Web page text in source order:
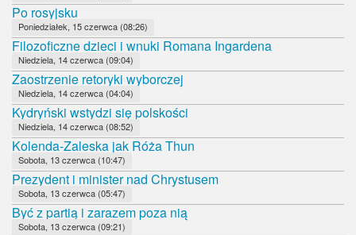
Po rosyjsku
Poniedziałek, 15 czerwca (08:26)
Filozoficzne dzieci i wnuki Romana Ingardena
Niedziela, 14 czerwca (09:04)
Zaostrzenie retoryki wyborczej
Niedziela, 14 czerwca (04:04)
Kydryński wstydzi się polskości
Niedziela, 14 czerwca (08:52)
Kolenda-Zaleska jak Róża Thun
Sobota, 13 czerwca (10:47)
Prezydent i minister nad Chrystusem
Sobota, 13 czerwca (05:47)
Być z partią i zarazem poza nią
Sobota, 13 czerwca (09:21)